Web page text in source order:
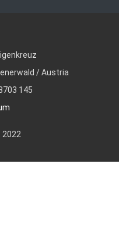
/ Austria
145